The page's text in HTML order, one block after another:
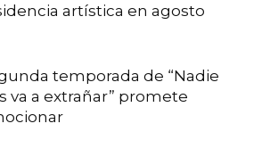
artística en agosto
temporada de “Nadie
va a extrañar” promete